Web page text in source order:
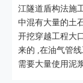
江隧道盾构法施
中混有大量的土
开挖穿越工程大
来的 ,在油气管
需要大量使用泥